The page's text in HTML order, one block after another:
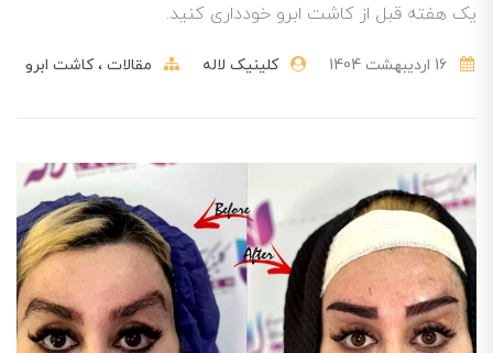
یک هفته قبل از کاشت ابرو خودداری کنید.
کلینیک لاله مقالات کاشت ابرو